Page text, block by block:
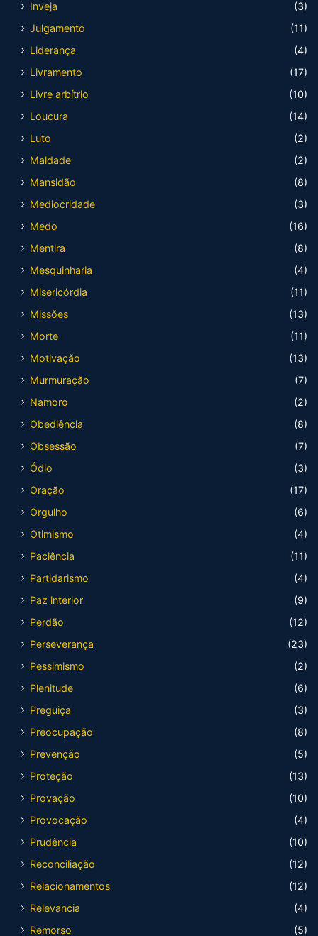
Inveja
(3)
Julgamento
(11)
Liderança
(4)
Livramento
(17)
Livre arbítrio
(10)
Loucura
(14)
Luto
(2)
Maldade
(2)
Mansidão
(8)
Mediocridade
(3)
Medo
(16)
Mentira
(8)
Mesquinharia
(4)
Misericórdia
(11)
Missões
(13)
Morte
(11)
Motivação
(13)
Murmuração
(7)
Namoro
(2)
Obediência
(8)
Obsessão
(7)
Ódio
(3)
Oração
(17)
Orgulho
(6)
Otimismo
(4)
Paciência
(11)
Partidarismo
(4)
Paz interior
(9)
Perdão
(12)
Perseverança
(23)
Pessimismo
(2)
Plenitude
(6)
Preguiça
(3)
Preocupação
(8)
Prevenção
(5)
Proteção
(13)
Provação
(10)
Provocação
(4)
Prudência
(10)
Reconciliação
(12)
Relacionamentos
(12)
Relevancia
(4)
Remorso
(5)